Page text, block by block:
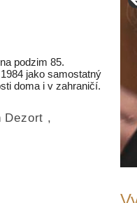
podzim 85.
jako samostatný
doma i v zahraničí.
Dezort ,